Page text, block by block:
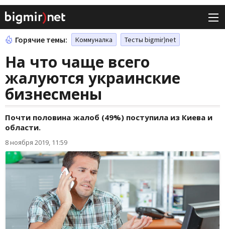
Горячие темы: Коммуналка Тесты bigmir)net
На что чаще всего
жалуются украинские
бизнесмены
Почти половина жалоб (49%) поступила из Киева и
области.
8 ноября 2019, 11:59